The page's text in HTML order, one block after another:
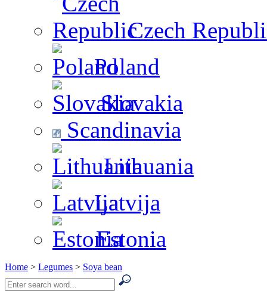
Czech
Poland
Slovakia
Scandinavia
Lithuania
Latvija
Estonia
Home > Legumes > Soya bean